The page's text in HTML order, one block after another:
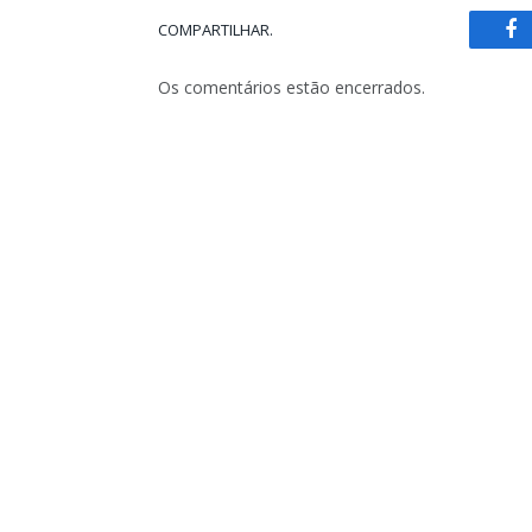
COMPARTILHAR.
Os comentários estão encerrados.